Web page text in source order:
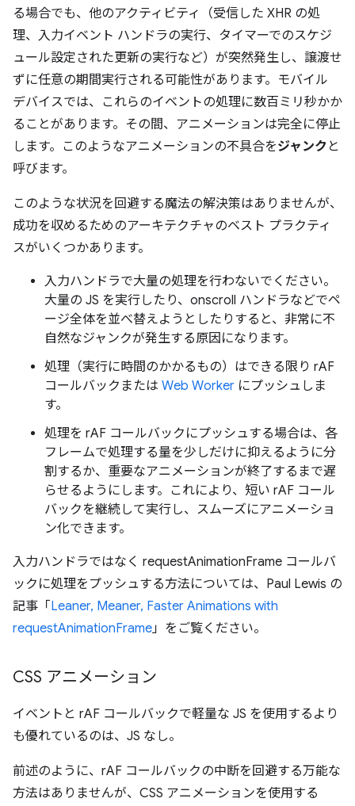
る場合でも、他のアクティビティ（受信した XHR の処
理、入力イベント ハンドラの実行、タイマーでのスケジ
ュール設定された更新の実行など）が突然発生し、譲渡せ
ずに任意の期間実行される可能性があります。モバイル
デバイスでは、これらのイベントの処理に数百ミリ秒かか
ることがあります。その間、アニメーションは完全に停止
します。このようなアニメーションの不具合をジャンク と
呼びます。
このような状況を回避する魔法の解決策はありませんが、
成功を収めるためのアーキテクチャのベスト プラクティ
スがいくつかあります。
入力ハンドラで大量の処理を行わないでください。
大量の JS を実行したり、onscroll ハンドラなどでペ
ージ全体を並べ替えようとしたりすると、非常に不
自然なジャンクが発生する原因になります。
処理（実行に時間のかかるもの）はできる限り rAF
コールバックまたは Web Worker にプッシュしま
す。
処理を rAF コールバックにプッシュする場合は、各
フレームで処理する量を少しだけに抑えるように分
割するか、重要なアニメーションが終了するまで遅
らせるようにします。これにより、短い rAF コール
バックを継続して実行し、スムーズにアニメーショ
ン化できます。
入力ハンドラではなく requestAnimationFrame コールバ
ックに処理をプッシュする方法については、Paul Lewis の
記事「Leaner, Meaner, Faster Animations with
requestAnimationFrame」をご覧ください。
CSS アニメーション
イベントと rAF コールバックで軽量な JS を使用するより
も優れているのは、JS なし。
前述のように、rAF コールバックの中断を回避する万能な
方法はありませんが、CSS アニメーションを使用する